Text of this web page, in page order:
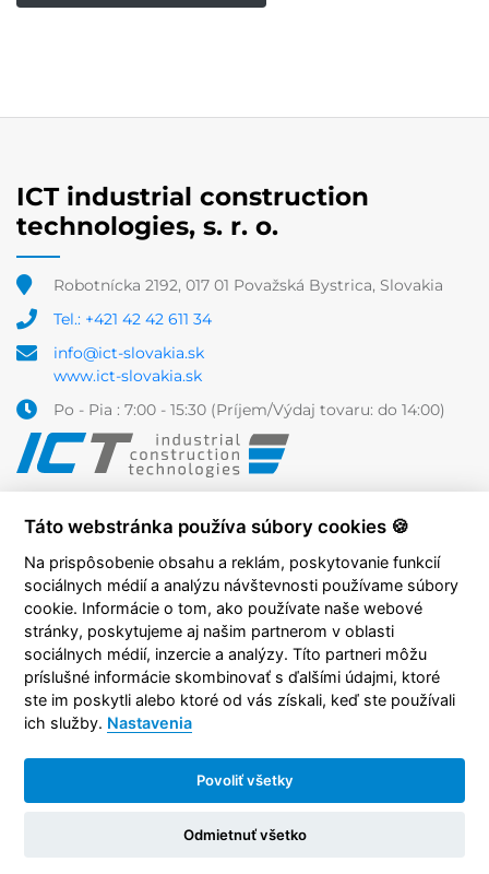
ICT industrial construction
technologies, s. r. o.
Robotnícka 2192, 017 01 Považská Bystrica, Slovakia
Tel.: +421 42 42 611 34
info@ict-slovakia.sk
www.ict-slovakia.sk
Po - Pia : 7:00 - 15:30 (Príjem/Výdaj tovaru: do 14:00)
Copyright © 2026 ICT industrial construction
technologies, s. r. o.
Ochrana osobných údajov
Táto webstránka používa súbory cookies 🍪
Na prispôsobenie obsahu a reklám, poskytovanie funkcií
sociálnych médií a analýzu návštevnosti používame súbory
cookie. Informácie o tom, ako používate naše webové
stránky, poskytujeme aj našim partnerom v oblasti
sociálnych médií, inzercie a analýzy. Títo partneri môžu
príslušné informácie skombinovať s ďalšími údajmi, ktoré
ste im poskytli alebo ktoré od vás získali, keď ste používali
ich služby. Nastavenia
Povoliť všetky
Odmietnuť všetko